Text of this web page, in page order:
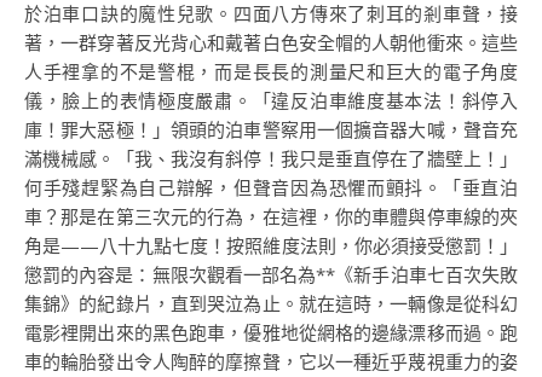
於泊車口訣的魔性兒歌。四面八方傳來了刺耳的剎車聲，接
著，一群穿著反光背心和戴著白色安全帽的人朝他衝來。這些
人手裡拿的不是警棍，而是長長的測量尺和巨大的電子角度
儀，臉上的表情極度嚴肅。「違反泊車維度基本法！斜停入
庫！罪大惡極！」領頭的泊車警察用一個擴音器大喊，聲音充
滿機械感。「我、我沒有斜停！我只是垂直停在了牆壁上！」
何手殘趕緊為自己辯解，但聲音因為恐懼而顫抖。「垂直泊
車？那是在第三次元的行為，在這裡，你的車體與停車線的夾
角是——八十九點七度！按照維度法則，你必須接受懲罰！」
懲罰的內容是：無限次觀看一部名為**《新手泊車七百次失敗
集錦》的紀錄片，直到哭泣為止。就在這時，一輛像是從科幻
電影裡開出來的黑色跑車，優雅地從網格的邊緣漂移而過。跑
車的輪胎發出令人陶醉的摩擦聲，它以一種近乎蔑視重力的姿